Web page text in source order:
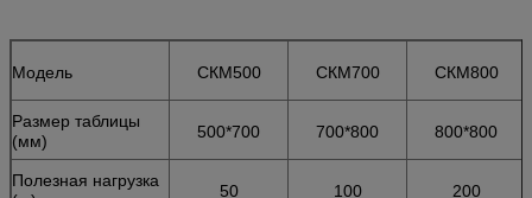
Модель СКМ500 СКМ700 СКМ800
Размер таблицы
(мм)
500*700 700*800 800*800
Полезная нагрузка
50 100 200